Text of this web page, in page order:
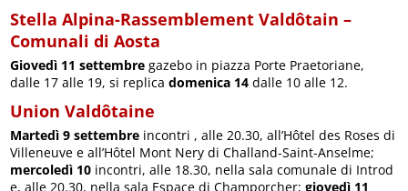
Stella Alpina-Rassemblement Valdôtain –
Comunali di Aosta
Giovedì 11 settembre gazebo in piazza Porte Praetoriane,
dalle 17 alle 19, si replicadomenica 14 dalle 10 alle 12.
Union Valdôtaine
Martedì 9 settembre incontri , alle 20.30, all’Hôtel des Roses di
Villeneuve e all’Hôtel Mont Nery di Challand-Saint-Anselme;
mercoledì 10 incontri, alle 18.30, nella sala comunale di Introd
e, alle 20.30, nella sala Espace di Champorcher;giovedì 11